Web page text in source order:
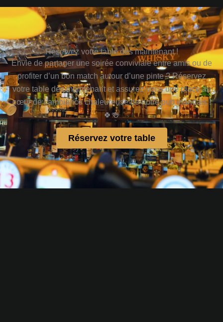
Réservez votre table dès maintenant !
Envie de partager une soirée conviviale entre amis ou de
profiter d’un bon match autour d’une pinte ? Réservez
votre table dès maintenant et assurez-vous une place au
cœur de l’ambiance chaleureuse de notre pub irlandais !
🍀🍻
Réservez votre table